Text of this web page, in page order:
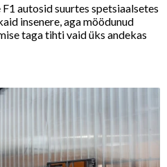
autosid suurtes spetsiaalsetes
insenere, aga möödunud
taga tihti vaid üks andekas